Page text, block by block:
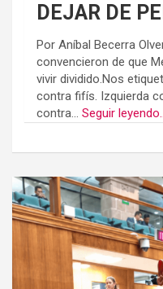
DEJAR DE
Por Aníbal Becerra
convencieron de que
vivir dividido.Nos
contra fifís. Izquierda
contra... Seguir leyendo...